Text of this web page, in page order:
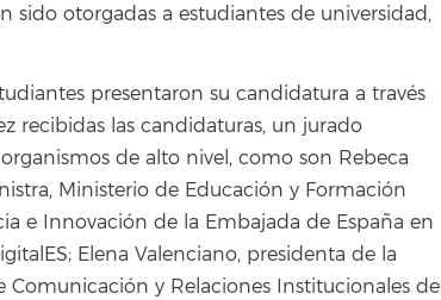
sido otorgadas a estudiantes de universidad,
presentaron su candidatura a través
recibidas las candidaturas, un jurado
de alto nivel, como son Rebeca
Ministerio de Educación y Formación
e Innovación de la Embajada de España en
Elena Valenciano, presidenta de la
Comunicación y Relaciones Institucionales de